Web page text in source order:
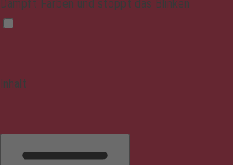
Dämpft Farben und stoppt das Blinken
Inhalt